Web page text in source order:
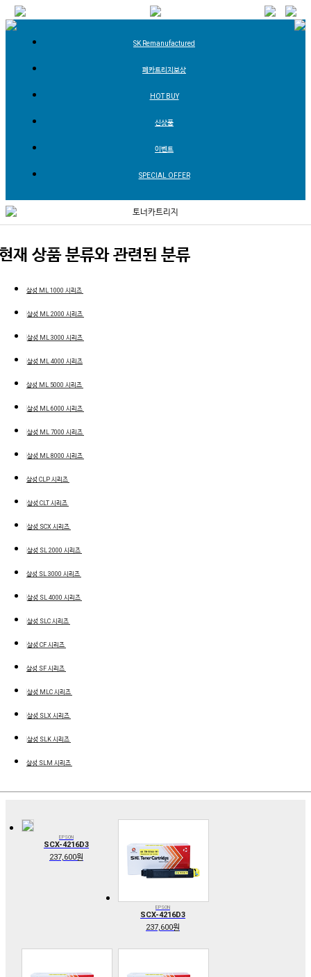
SK Remanufactured
폐카트리지보상
HOT BUY
신상품
이벤트
SPECIAL OFFER
토너카트리지
재 상품 분류와 관련된 분류
삼성 ML 1000 시리즈
삼성 ML 2000 시리즈
삼성 ML 3000 시리즈
삼성 ML 4000 시리즈
삼성 ML 5000 시리즈
삼성 ML 6000 시리즈
삼성 ML 7000 시리즈
삼성 ML 8000 시리즈
삼성 CLP 시리즈
삼성 CLT 시리즈
삼성 SCX 시리즈
삼성 SL 2000 시리즈
삼성 SL 3000 시리즈
삼성 SL 4000 시리즈
삼성 SLC 시리즈
삼성 CF 시리즈
삼성 SF 시리즈
삼성 MLC 시리즈
삼성 SLX 시리즈
삼성 SLK 시리즈
삼성 SLM 시리즈
EPSON
SCX-4216D3
237,600원
EPSON
SCX-4216D3
237,600원